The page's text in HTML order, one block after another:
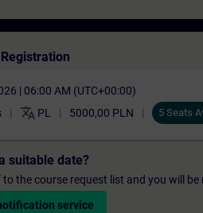
| 06:00 AM (UTC+00:00)
translate PL 5000,00 PLN 5 Seats
suitable date?
to the course request list and you will
service